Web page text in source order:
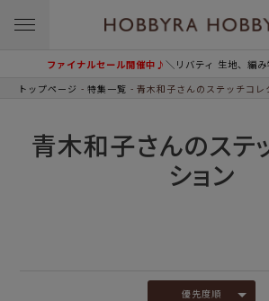
ファイナルセール開催中♪＼リバティ 生地、編
トップページ 特集一覧 青木和子さんのステッチコレ
青木和子さんのステ
ション
優先度順